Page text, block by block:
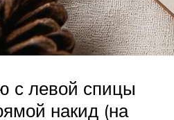
с левой спицы
накид (на